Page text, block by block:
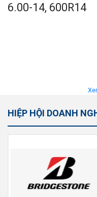
6.00-14, 600R14
HIỆP HỘI DOANH